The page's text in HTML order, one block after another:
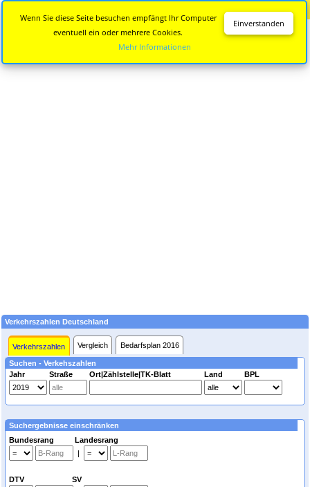
Verkehrszahlen Deutschland
Verkehrszahlen Vergleich Bedarfsplan 2016
Suchen - Verkehszahlen
Jahr
Straße Ort|Zählstelle|TK-Blatt Land BPL
Suchergebnisse einschränken
Bundesrang Landesrang
|
DTV SV
Einverstanden
Wenn Sie diese Seite besuchen empfängt Ihr Computer
eventuell ein oder mehrere Cookies.
Mehr Informationen